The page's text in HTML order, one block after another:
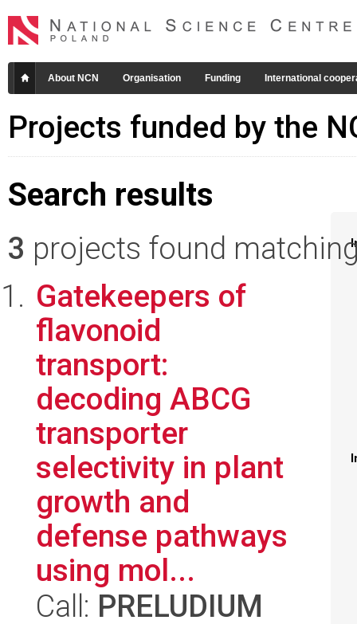
About NCN Organisation Funding International
Projects funded by the
Search results
3 projects found
Gatekeepers of
flavonoid
transport:
decoding ABCG
transporter
selectivity in plant
growth and
defense pathways
using mol...
Call: PRELUDIUM